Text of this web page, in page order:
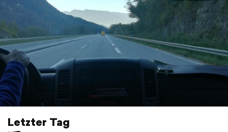
Letzter Tag